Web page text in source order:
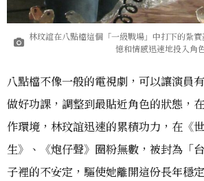
林玟誼在八點檔這個「一級戰場」中打下的紮
憶和情感迅速地投入角
八點檔不像一般的電視劇，可以讓演員
做好功課，調整到最貼近角色的狀態，
作環境，林玟誼迅速的累積功力，在《
生》、《炮仔聲》圈粉無數，被封為「
子裡的不安定，驅使她離開這份長年穩